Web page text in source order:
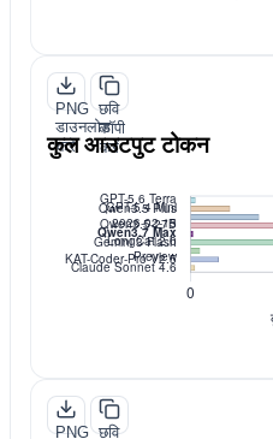
PNG
डाउनलोड
करें
छवि
कॉपी
करें
कुल आउटपुट टोकन
PNG छवि